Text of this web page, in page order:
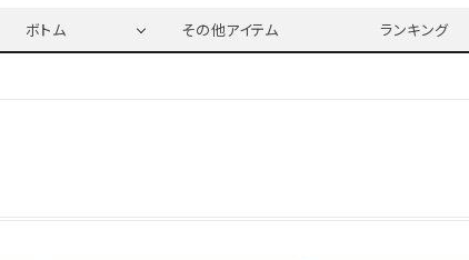
ボトム その他アイテム ランキング